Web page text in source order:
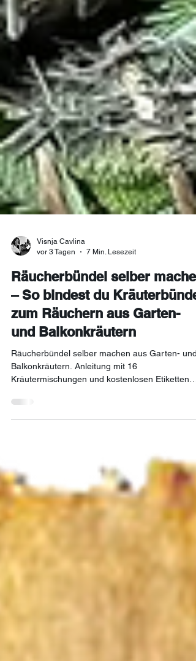
Visnja Cavlina
vor 3 Tagen
7 Min. Lesezeit
Räucherbündel selber machen
– So bindest du Kräuterbündel
zum Räuchern aus Garten-
und Balkonkräutern
Räucherbündel selber machen aus Garten- und
Kräutermischungen und kostenlosen Etiketten
zum Ausdrucken.